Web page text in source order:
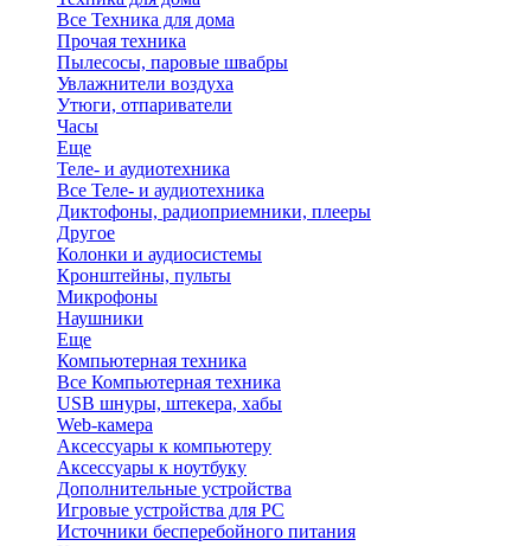
Все Техника для дома
Прочая техника
Пылесосы, паровые швабры
Увлажнители воздуха
Утюги, отпариватели
Часы
Еще
Теле- и аудиотехника
Все Теле- и аудиотехника
Диктофоны, радиоприемники, плееры
Другое
Колонки и аудиосистемы
Кронштейны, пульты
Микрофоны
Наушники
Еще
Компьютерная техника
Все Компьютерная техника
USB шнуры, штекера, хабы
Web-камера
Аксессуары к компьютеру
Аксессуары к ноутбуку
Дополнительные устройства
Игровые устройства для PC
Источники бесперебойного питания